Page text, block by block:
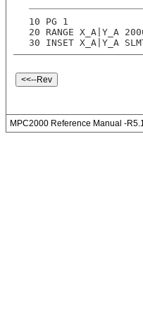
10 PG 1
20 RANGE
30 INSET X_A|Y_A
MPC2000 Reference Manual -